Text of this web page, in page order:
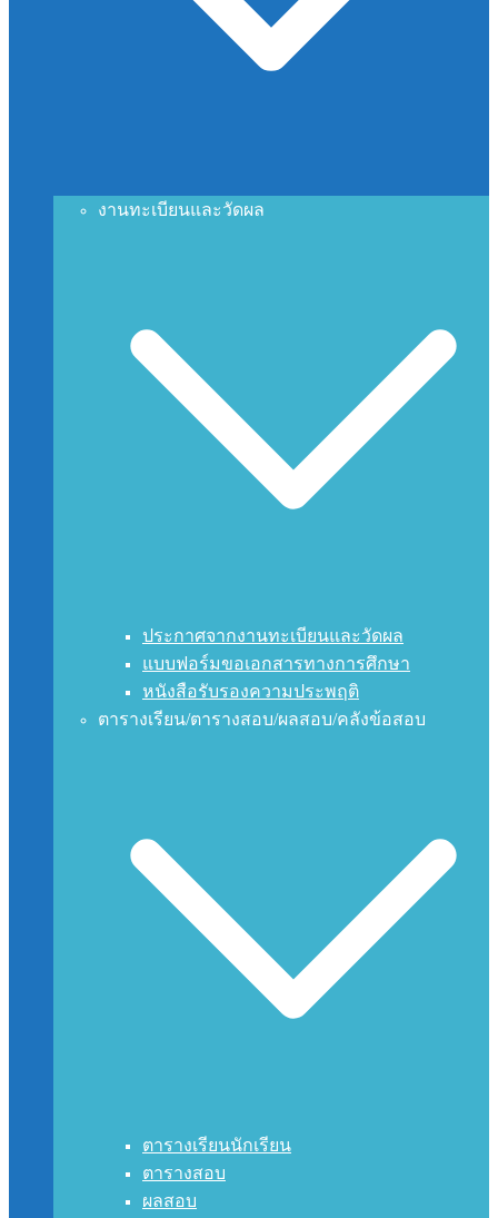
งานทะเบียนและวัดผล
ประกาศจากงานทะเบียนและวัดผล
แบบฟอร์มขอเอกสารทางการศึกษา
หนังสือรับรองความประพฤติ
ตารางเรียน/ตารางสอบ/ผลสอบ/คลังข้อสอบ
ตารางเรียนนักเรียน
ตารางสอบ
ผลสอบ